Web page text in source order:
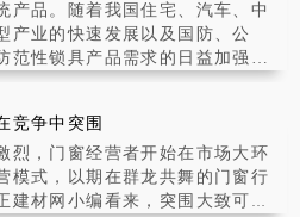
中
产品。随着我国住宅、汽车、中
产业的快速发展以及国防、公
范性锁具产品需求的日益加强，
发展之势。全行业产品质
竞争中突围
烈，门窗经营者开始在市场大环
模式，以期在群龙共舞的门窗行
建材网小编看来，突围大致可以